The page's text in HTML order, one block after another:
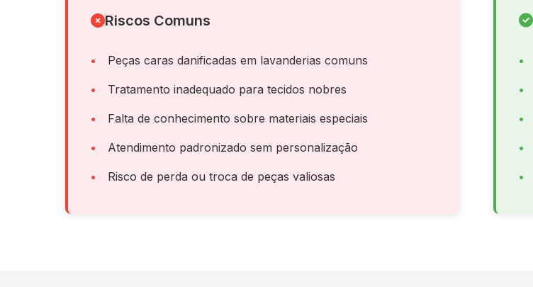
Riscos Comuns
Peças caras danificadas em lavanderias comuns
Tratamento inadequado para tecidos nobres
Falta de conhecimento sobre materiais especiais
Atendimento padronizado sem personalização
Risco de perda ou troca de peças valiosas